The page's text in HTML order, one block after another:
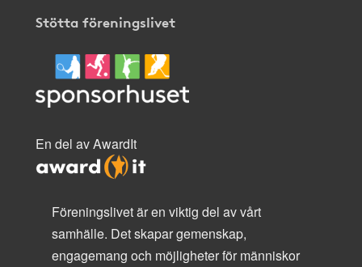
Stötta föreningslivet
En del av AwardIt
Föreningslivet är en viktig del av vårt
samhälle. Det skapar gemenskap,
engagemang och möjligheter för människor